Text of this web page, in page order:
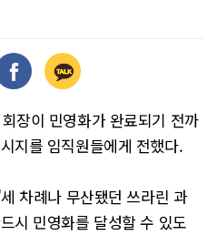
장이 민영화가 완료되기 전까
지를 임직원들에게 전했다.
차례나 무산됐던 쓰라린 과
시 민영화를 달성할 수 있도